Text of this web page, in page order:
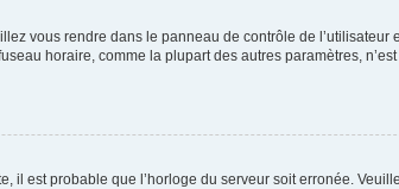
vous rendre dans le panneau de contrôle de
horaire, comme la plupart des autres paramètres,
il est probable que l’horloge du serveur soit erronée.